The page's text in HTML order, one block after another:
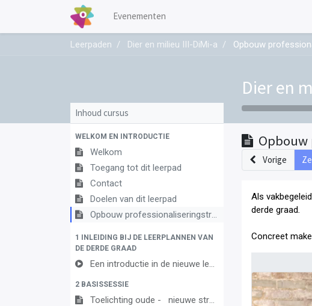
Evenementen
Leerpaden Dier en milieu III-DiMi-a Opbouw
Dier en
Inhoud cursus
WELKOM EN INTRODUCTIE
Welkom
Toegang tot dit leerpad
Contact
Doelen van dit leerpad
Opbouw professionaliseringstraject
1 INLEIDING BIJ DE LEERPLANNEN VAN
DE DERDE GRAAD
Een introductie in de nieuwe leerplannen van de derde graad
2 BASISSESSIE
Toelichting oude - nieuwe structuur
Vorige
Als
derde graad
Concreet